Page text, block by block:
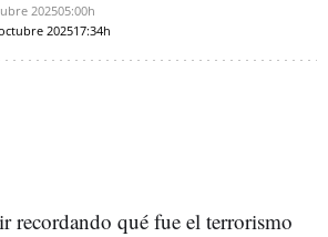
202505:00h
202517:34h
recordando qué fue el terrorismo